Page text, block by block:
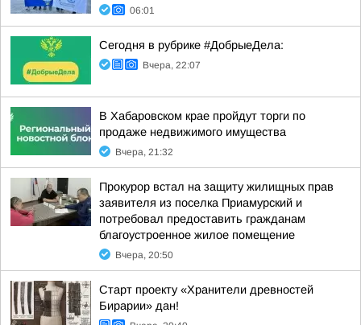
06:01
Сегодня в рубрике #ДобрыеДела:
Вчера, 22:07
В Хабаровском крае пройдут торги по
продаже недвижимого имущества
Вчера, 21:32
Прокурор встал на защиту жилищных прав
заявителя из поселка Приамурский и
потребовал предоставить гражданам
благоустроенное жилое помещение
Вчера, 20:50
Старт проекту «Хранители древностей
Бирарии» дан!